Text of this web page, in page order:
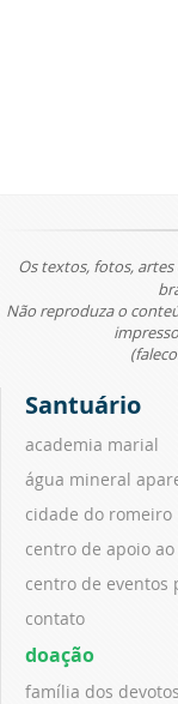
Os textos, fotos,
Não reproduza o
Santuário
academia marial
água mineral
cidade do romeiro
centro de apoio
centro de eventos
contato
doação
família dos devotos